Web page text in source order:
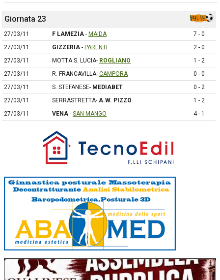
Giornata 23
27/03/11 F LAMEZIA - MAIDA
7 - 0
27/03/11
GIZZERIA - PARENTI
2 - 0
27/03/11
MOTTA S. LUCIA- ROGLIANO
1 - 2
27/03/11
R. FRANCAVILLA- CAMPORA
0 - 0
27/03/11
S. STEFANESE- MEDIABET
0 - 2
27/03/11
SERRASTRETTA- A.W. PIZZO
1 - 2
27/03/11
VENA - SAN MANGO 4 - 1